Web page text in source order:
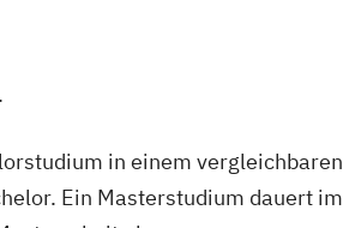
in einem vergleichbaren
Ein Masterstudium dauert im